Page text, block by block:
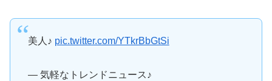
美人♪ pic.twitter.com/YTkrBbGtSi
— 気軽なトレンドニュース♪